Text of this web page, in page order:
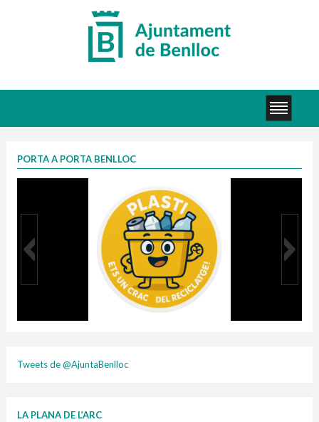
PORTA A PORTA BENLLOC
Tweets de @AjuntaBenlloc
LA PLANA DE L’ARC